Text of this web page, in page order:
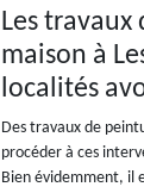
Les
maison à
localités
Des travaux de
procéder à ces
Bien évidemment, il